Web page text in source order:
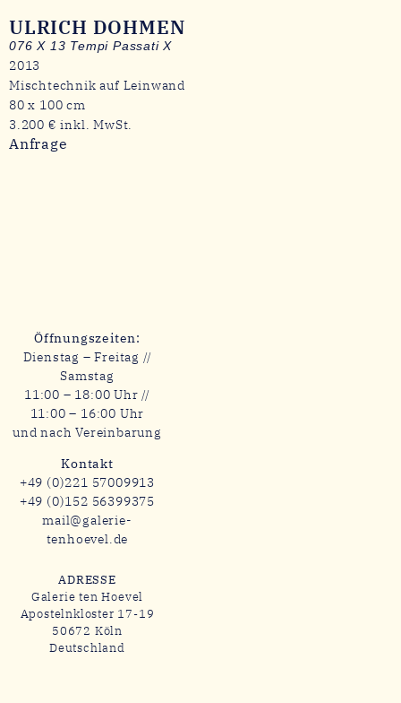
ULRICH DOHMEN
076 X 13 Tempi Passati X
2013
Mischtechnik auf Leinwand
80 x 100 cm
3.200 € inkl. MwSt.
Anfrage
Öffnungszeiten:
Dienstag – Freitag //
Samstag
11:00 – 18:00 Uhr //
11:00 – 16:00 Uhr
und nach Vereinbarung
Kontakt
+49 (0)221 57009913
+49 (0)152 56399375
mail@galerie-
tenhoevel.de
ADRESSE
Galerie ten Hoevel
Apostelnkloster 17-19
50672 Köln
Deutschland